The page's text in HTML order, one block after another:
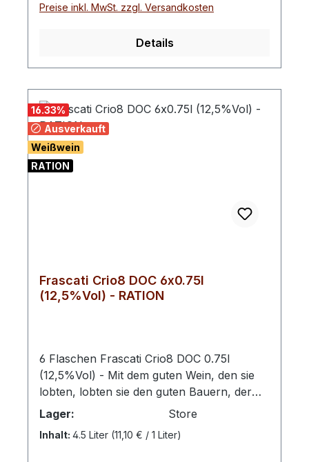
Frascati.Hinweis: Enthält Sulfite
Preise inkl. MwSt. zzgl. Versandkosten
Details
16.33%
Ausverkauft
Weißwein
RATION
Frascati Crio8 DOC 6x0.75l
(12,5%Vol) - RATION
6 Flaschen Frascati Crio8 DOC 0.75l
(12,5%Vol) - Mit dem guten Wein, den sie
lobten, lobten sie den guten Bauern, der
sich auf seine Weise auf Boden und Reben
einließ, um die besten Eigenschaften aus
den Rebstöcken hervorzubringen.Auch
Lager: Store
Inhalt: 4.5 Liter (11,10 € / 1 Liter)